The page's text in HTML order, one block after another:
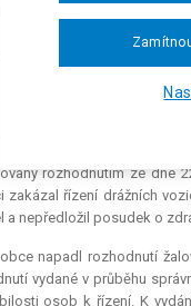
jímž drážní
vozidel ve
Nejvyššího
L. proti Ministerstvu
rozhodnutím ze dne
zakázal řízení drážních
a nepředložil posudek o
napadl rozhodnutí
vydané v průběhu
osob k řízení. K